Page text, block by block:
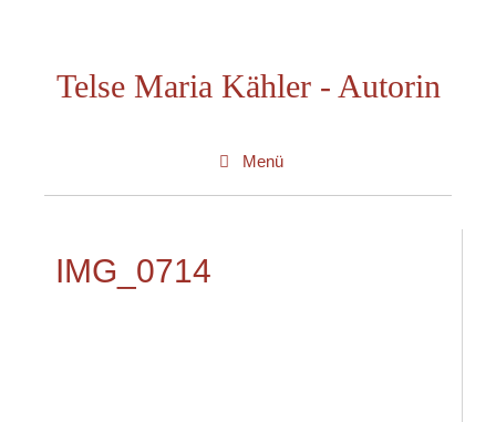
springenTelse Maria Kähler - Autorin
Menü
IMG_0714